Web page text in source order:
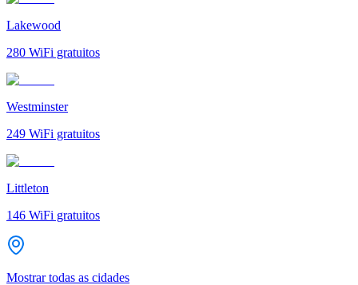
Lakewood
280 WiFi gratuitos
Westminster
249 WiFi gratuitos
Littleton
146 WiFi gratuitos
Mostrar todas as cidades